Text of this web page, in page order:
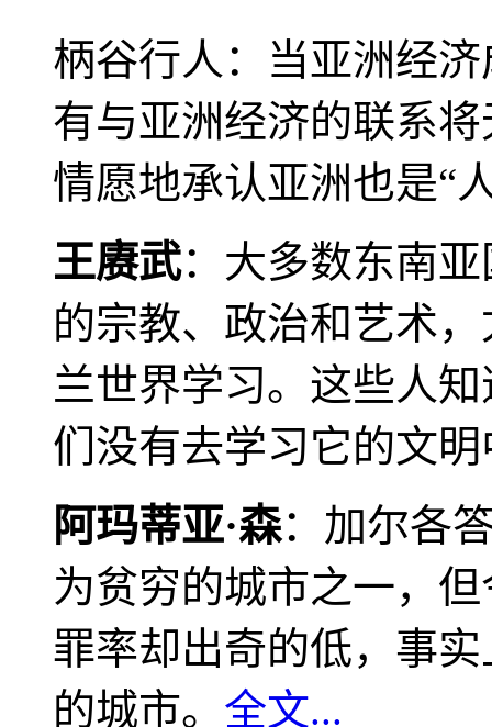
柄谷行人：当亚洲经
有与亚洲经济的联系
情愿地承认亚洲也是“
王赓武：大多数东南
的宗教、政治和艺术
兰世界学习。这些人
们没有去学习它的文
阿玛蒂亚·森：加尔各
为贫穷的城市之一，
罪率却出奇的低，事
的城市。 全文...